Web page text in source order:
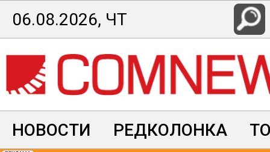
Перейти
к
основному
содержанию
06.08.2026, ЧТ
НОВОСТИ РЕДКОЛОНКА